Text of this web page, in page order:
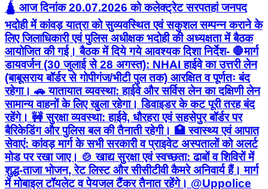
🛕 आज दिनांक 20.07.2026 को कलेक्ट्रेट सरपतहां जनपद
भदोही में कांवड़ यात्रा को सुव्यवस्थित एवं सकुशल सम्पन्न कराने के
लिए जिलाधिकारी एवं पुलिस अधीक्षक भदोही की अध्यक्षता में बैठक
आयोजित की गई। बैठक में दिये गये आवश्यक दिशा निर्देश- 🛑मार्ग
डायवर्जन (30 जुलाई से 28 अगस्त): NHAI हाईवे का उत्तरी लेन
(बाबूसराय बॉर्डर से गोपीगंज/भीटी पुल तक) आरक्षित व पूर्णतः बंद
रहेगा। 🚗 यातायात व्यवस्था: हाईवे और सर्विस लेन का दक्षिणी लेन
सामान्य वाहनों के लिए खुला रहेगा। डिवाइडर के कट पूरी तरह बंद
रहेंगे। 🚧 सुरक्षा व्यवस्था: हाईवे, धौरहरा एवं सहसेपुर बॉर्डर पर
बैरिकेडिंग और पुलिस बल की तैनाती रहेगी। 🏥 स्वास्थ्य एवं आपात
सेवाएं: कांवड़ मार्ग के सभी सरकारी व प्राइवेट अस्पतालों को अलर्ट
मोड पर रखा जाए। 🍲 खाद्य सुरक्षा एवं स्वच्छता: ढाबों व शिविरों में
शुद्ध-ताजा भोजन, रेट लिस्ट और सीसीटीवी कैमरे अनिवार्य हैं। मार्ग
में मोबाइल टॉयलेट व पेयजल टैंकर तैनात रहेंगे। @Uppolice